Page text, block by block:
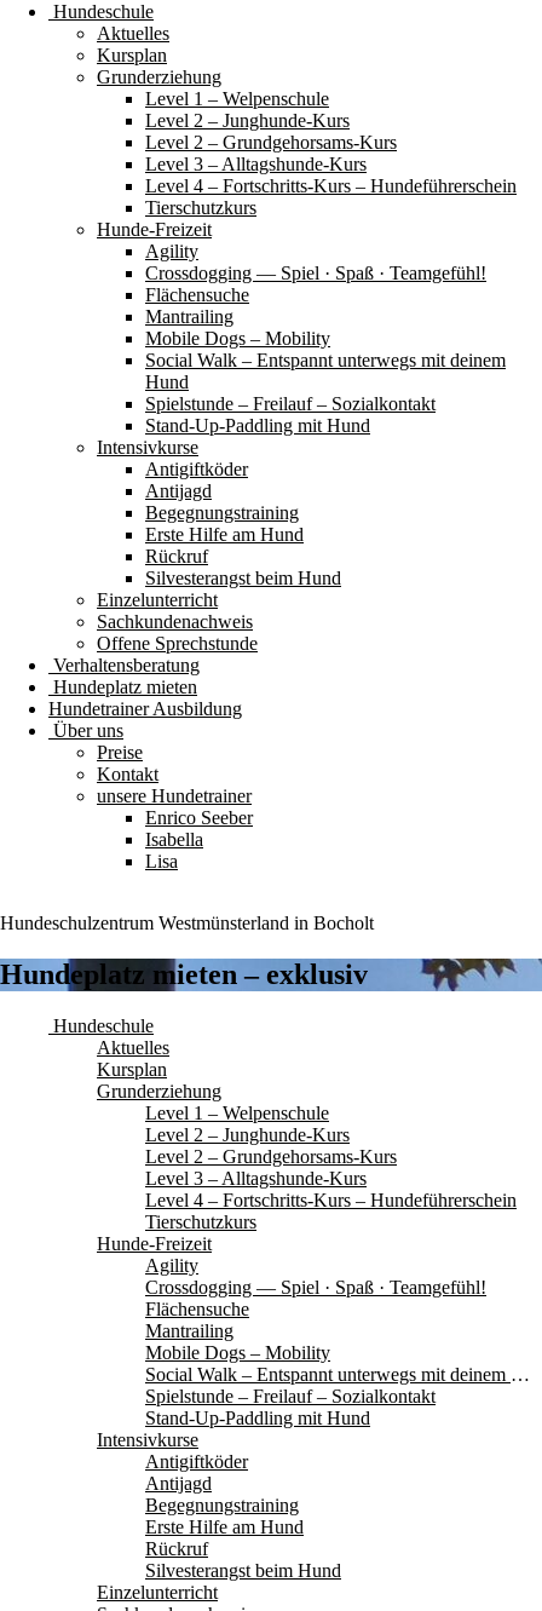
Hundeschule
Aktuelles
Kursplan
Grunderziehung
Level 1 – Welpenschule
Level 2 – Junghunde-Kurs
Level 2 – Grundgehorsams-Kurs
Level 3 – Alltagshunde-Kurs
Level 4 – Fortschritts-Kurs – Hundeführerschein
Tierschutzkurs
Hunde-Freizeit
Agility
Crossdogging — Spiel · Spaß · Teamgefühl!
Flächensuche
Mantrailing
Mobile Dogs – Mobility
Social Walk – Entspannt unterwegs mit deinem
Hund
Spielstunde – Freilauf – Sozialkontakt
Stand-Up-Paddling mit Hund
Intensivkurse
Antigiftköder
Antijagd
Begegnungstraining
Erste Hilfe am Hund
Rückruf
Silvesterangst beim Hund
Einzelunterricht
Sachkundenachweis
Offene Sprechstunde
Verhaltensberatung
Hundeplatz mieten
Hundetrainer Ausbildung
Über uns
Preise
Kontakt
unsere Hundetrainer
Enrico Seeber
Isabella
Lisa
Hundeschulzentrum Westmünsterland in Bocholt
Hundeplatz mieten – exklusiv
Hundeschule
Aktuelles
Kursplan
Grunderziehung
Level 1 – Welpenschule
Level 2 – Junghunde-Kurs
Level 2 – Grundgehorsams-Kurs
Level 3 – Alltagshunde-Kurs
Level 4 – Fortschritts-Kurs – Hundeführerschein
Tierschutzkurs
Hunde-Freizeit
Agility
Crossdogging — Spiel · Spaß · Teamgefühl!
Flächensuche
Mantrailing
Mobile Dogs – Mobility
Social Walk – Entspannt unterwegs mit deinem Hund
Spielstunde – Freilauf – Sozialkontakt
Stand-Up-Paddling mit Hund
Intensivkurse
Antigiftköder
Antijagd
Begegnungstraining
Erste Hilfe am Hund
Rückruf
Silvesterangst beim Hund
Einzelunterricht